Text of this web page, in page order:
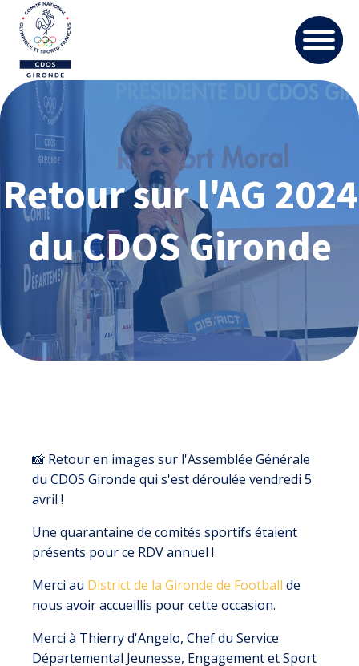
Retour sur l'AG 2024
du CDOS Gironde
📸 Retour en images sur l'Assemblée Générale
du CDOS Gironde qui s'est déroulée vendredi 5
avril !
Une quarantaine de comités sportifs étaient
présents pour ce RDV annuel !
Merci au District de la Gironde de Football de
nous avoir accueillis pour cette occasion.
Merci à Thierry d'Angelo, Chef du Service
Départemental Jeunesse, Engagement et Sport